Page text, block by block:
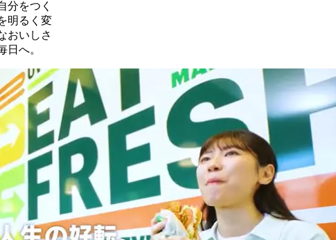
分をつく
明るく変
おいしさ
日へ。